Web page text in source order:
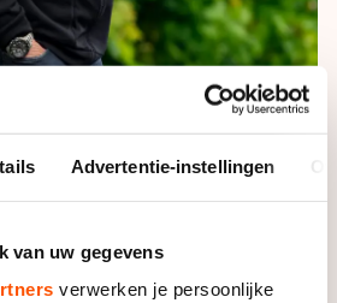
Advertentie-instellingen
van uw gegevens
verwerken je persoonlijke
woorden voldoende zijn om het
ziet Anema ook andere
van de jury ontzettend veel